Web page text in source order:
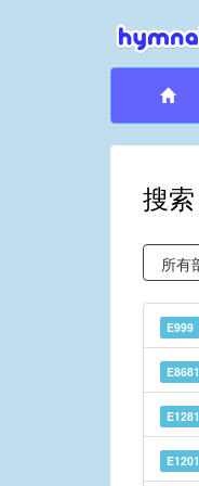
搜索
E999
E8681
E1281
E1201